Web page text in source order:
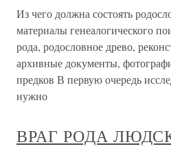
Из чего должна состоять
материалы генеалогического
рода, родословное древо,
архивные документы,
предков В первую очередь
нужно
ВРАГ РОДА